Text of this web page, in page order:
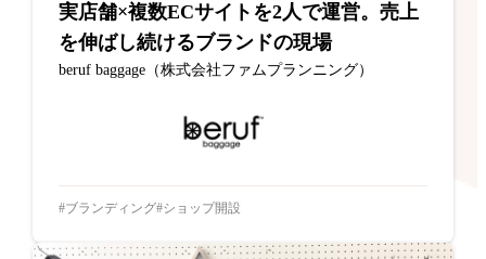
実店舗×複数ECサイトを2人で運営。売上
を伸ばし続けるブランドの現場
beruf baggage（株式会社ファムプランニング）
ブランディング ショップ開設